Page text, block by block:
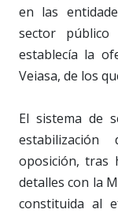
en las
sector
establecía la
Veiasa, de los
El sistema de
oposición, tras
detalles con la
constituida al